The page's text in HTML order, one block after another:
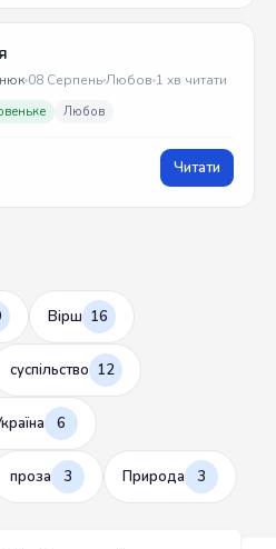
08 СерпеньЛюбов 1 хв читати
Любов
Читати
Вірш 16
суспільство 12
6
проза 3 Природа 3